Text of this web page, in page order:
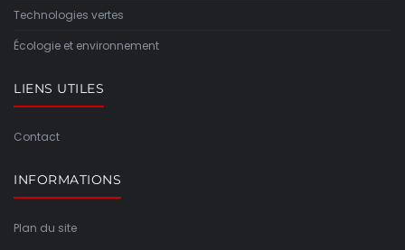
Technologies vertes
Écologie et environnement
LIENS UTILES
Contact
INFORMATIONS
Plan du site